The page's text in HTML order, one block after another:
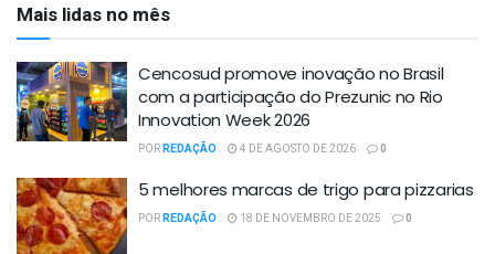
Mais lidas no mês
Cencosud promove inovação no Brasil
com a participação do Prezunic no Rio
Innovation Week 2026
PORREDAÇÃO 4 DE AGOSTO DE 2026 0
5 melhores marcas de trigo para pizzarias
PORREDAÇÃO 18 DE NOVEMBRO DE 2025 0